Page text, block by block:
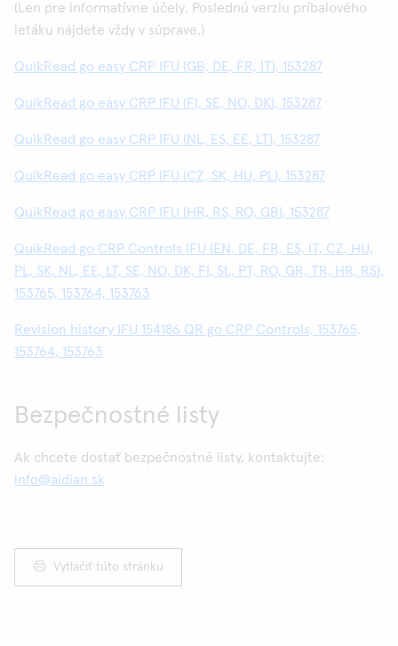
(Len pre informatívne účely. Poslednú verziu príbalového
letáku nájdete vždy v súprave.)
QuikRead go easy CRP IFU (GB, DE, FR, IT), 153287
QuikRead go easy CRP IFU (FI, SE, NO, DK), 153287
QuikRead go easy CRP IFU (NL, ES, EE, LT), 153287
QuikRead go easy CRP IFU (CZ, SK, HU, PL), 153287
QuikRead go easy CRP IFU (HR, RS, RO, GB), 153287
QuikRead go CRP Controls IFU (EN, DE, FR, ES, IT, CZ, HU,
PL, SK, NL, EE, LT, SE, NO, DK, FI, SL, PT, RO, GR, TR, HR, RS),
153765, 153764, 153763
Revision history IFU 154186 QR go CRP Controls, 153765,
153764, 153763
Bezpečnostné listy
Ak chcete dostať bezpečnostné listy, kontaktujte:
info@aidian.sk
Vytlačiť túto stránku